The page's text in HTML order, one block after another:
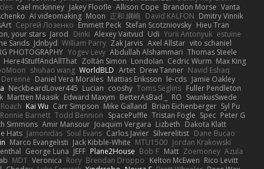
cael mckinney Jakey Floofle Allison Cope Brandon Morse Vanta
AI videomaking Moon 正和 綱嶋 David KALFON Dmitry Vinnik
Cергей Лозенко Emmett Peck Stefan Scotzniovsky Hieu Tran
your stars Jarod Dinki Alexey Vaitvud Udi Yurii Antonyuk estuine
Sands Jdnbyd William Parry Zak Jarvis Axel Allstar vito schaniel
PHOTOGRAPHY Yogev Levy Abdullah Alshammari Thomas Steele
Here4StuffAndAllThat Zoltán Simon Londolan Cedric Wurm Max King
shuhao wang WorldBLD Artet Drew Tanner Navid Eshaq
Daniel Vera Morales Mattias Eriksson le-cds Jamie Oakley
NeckbeardLover445 Lucian cooshy Toms Seglins Fuller Pendleton
Martten Maasik Edward Maxym BetterAsBad _ RO SwunkusSwede
Kai Wu Carr Simpson Mike Galland Brian Eichenberger Syl Pu
Ronnie Barnett Todd Bennion SpacePuffle Tristan Fogle Spec Peter G
Simmons Amir Mansour Joaquim Vergara Lizbeth Dakota Klatt
Hats Jamonidas Soul Evans Carlos Javier Silverelitist Dane Bucao
Marco Evangelisti Jack Kibble-White MTU1500 Jordan Krakowski
George Luna JEFF Plane2House Bob F Matt Zoemoney Azula
MD1 Veronica Rory Brendan Droppo Kelton McEwen Rico Levitt